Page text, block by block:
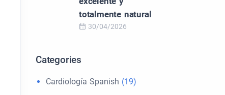
totalmente natural
30/04/2026
Categories
Cardiología Spanish (19)